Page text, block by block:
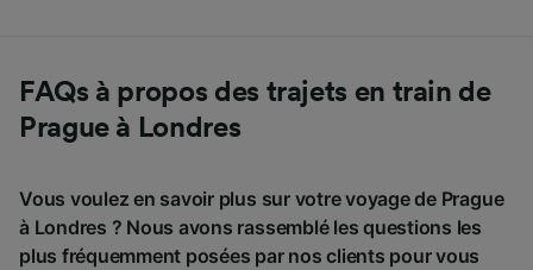
FAQs à propos des trajets en train de
Prague à Londres
Vous voulez en savoir plus sur votre voyage de Prague
à Londres ? Nous avons rassemblé les questions les
plus fréquemment posées par nos clients pour vous